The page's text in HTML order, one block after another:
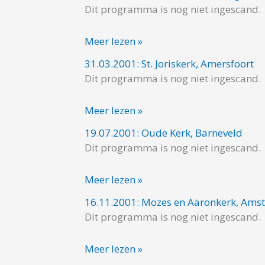
Dit programma is nog niet ingescand.
Oude
Voorburg
Meer lezen »
31.03.2001: St. Joriskerk, Amersfoort
Dit programma is nog niet ingescand.
31.03.2001:
St.
Amersfoort
Meer lezen »
19.07.2001: Oude Kerk, Barneveld
Dit programma is nog niet ingescand.
19.07.2001:
Oude
Barneveld
Meer lezen »
16.11.2001: Mozes en Aäronkerk,
Dit programma is nog niet ingescand.
16.11.2001:
Mozes
Aäronkerk,
Meer lezen »